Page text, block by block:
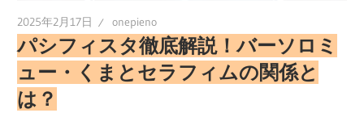
2025年2月17日 onepieno
パシフィスタ徹底解説！バーソロミ
ュー・くまとセラフィムの関係と
は？